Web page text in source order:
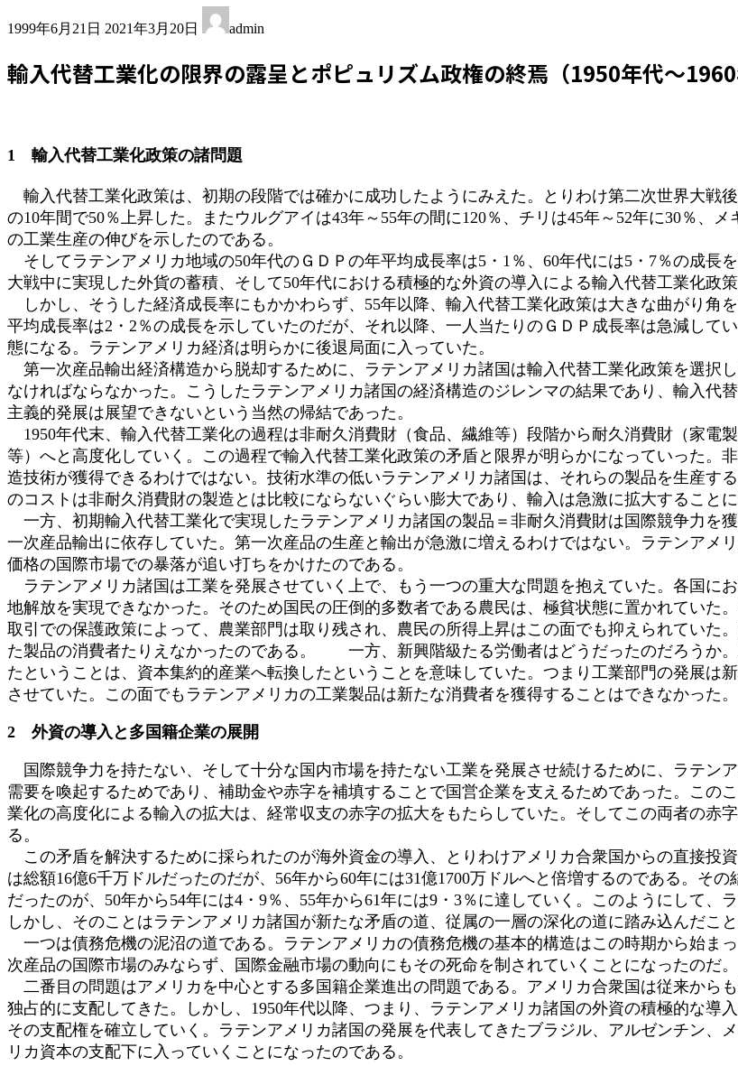
1999年6月21日 終
新
2021年3月20日 admin
輸入代替工業化の限界の露呈とポピュリズム政権の終焉（1950年代～1960
1 輸入代替工業化政策の諸問題
輸入代替工業化政策は、初期の段階では確かに成功したようにみえた。とりわけ第二次世界大戦
の10年間で50％上昇した。またウルグアイは43年～55年の間に120％、チリは45年～52年に30％、メ
の工業生産の伸びを示したのである。
そしてラテンアメリカ地域の50年代のＧＤＰの年平均成長率は5・1％、60年代には5・7％の成長
大戦中に実現した外貨の蓄積、そして50年代における積極的な外資の導入による輸入代替工業化政策
しかし、そうした経済成長率にもかかわらず、55年以降、輸入代替工業化政策は大きな曲がり角
平均成長率は2・2％の成長を示していたのだが、それ以降、一人当たりのＧＤＰ成長率は急減して
態になる。ラテンアメリカ経済は明らかに後退局面に入っていた。
第一次産品輸出経済構造から脱却するために、ラテンアメリカ諸国は輸入代替工業化政策を選択
なければならなかった。こうしたラテンアメリカ諸国の経済構造のジレンマの結果であり、輸入代
主義的発展は展望できないという当然の帰結であった。
1950年代末、輸入代替工業化の過程は非耐久消費財（食品、繊維等）段階から耐久消費財（家電
等）へと高度化していく。この過程で輸入代替工業化政策の矛盾と限界が明らかになっていった。
造技術が獲得できるわけではない。技術水準の低いラテンアメリカ諸国は、それらの製品を生産す
のコストは非耐久消費財の製造とは比較にならないぐらい膨大であり、輸入は急激に拡大することに
一方、初期輸入代替工業化で実現したラテンアメリカ諸国の製品＝非耐久消費財は国際競争力を
一次産品輸出に依存していた。第一次産品の生産と輸出が急激に増えるわけではない。ラテンアメ
価格の国際市場での暴落が追い打ちをかけたのである。
ラテンアメリカ諸国は工業を発展させていく上で、もう一つの重大な問題を抱えていた。各国に
地解放を実現できなかった。そのため国民の圧倒的多数者である農民は、極貧状態に置かれていた
取引での保護政策によって、農業部門は取り残され、農民の所得上昇はこの面でも抑えられていた
た製品の消費者たりえなかったのである。 一方、新興階級たる労働者はどうだったのだろうか。
たということは、資本集約的産業へ転換したということを意味していた。つまり工業部門の発展は
させていた。この面でもラテンアメリカの工業製品は新たな消費者を獲得することはできなかった。
2 外資の導入と多国籍企業の展開
国際競争力を持たない、そして十分な国内市場を持たない工業を発展させ続けるために、ラテン
需要を喚起するためであり、補助金や赤字を補填することで国営企業を支えるためであった。この
業化の高度化による輸入の拡大は、経常収支の赤字の拡大をもたらしていた。そしてこの両者の赤
る。
この矛盾を解決するために採られたのが海外資金の導入、とりわけアメリカ合衆国からの直接投
は総額16億6千万ドルだったのだが、56年から60年には31億1700万ドルへと倍増するのである。そ
だったのが、50年から54年には4・9％、55年から61年には9・3％に達していく。このようにして、
しかし、そのことはラテンアメリカ諸国が新たな矛盾の道、従属の一層の深化の道に踏み込んだこと
一つは債務危機の泥沼の道である。ラテンアメリカの債務危機の基本的構造はこの時期から始ま
次産品の国際市場のみならず、国際金融市場の動向にもその死命を制されていくことになったのだ。
二番目の問題はアメリカを中心とする多国籍企業進出の問題である。アメリカ合衆国は従来から
独占的に支配してきた。しかし、1950年代以降、つまり、ラテンアメリカ諸国の外資の積極的な導
その支配権を確立していく。ラテンアメリカ諸国の発展を代表してきたブラジル、アルゼンチン、
リカ資本の支配下に入っていくことになったのである。